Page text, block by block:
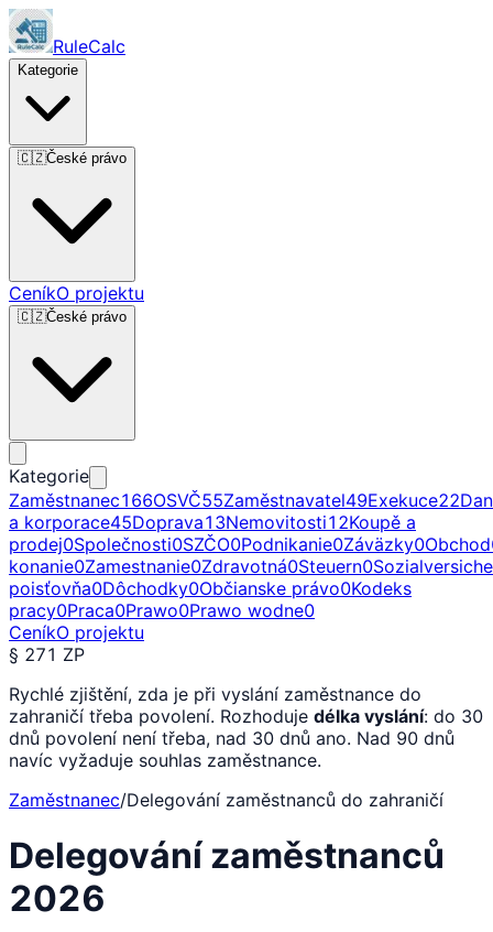
RuleCalc
Kategorie
🇨🇿České právo
CeníkO projektu
🇨🇿České právo
Kategorie
Zaměstnanec166OSVČ55Zaměstnavatel49Exekuce22
a korporace45Doprava13Nemovitosti12Koupě a
prodej0Společnosti0SZČO0Podnikanie0Záväzky0Obchod
konanie0Zamestnanie0Zdravotná0Steuern0
poisťovňa0Dôchodky0Občianske právo0Kodeks
pracy0Praca0Prawo0Prawo wodne0
CeníkO projektu
§ 271 ZP
Rychlé zjištění, zda je při vyslání zaměstnance do
zahraničí třeba povolení. Rozhoduje délka vyslání: do 30
dnů povolení není třeba, nad 30 dnů ano. Nad 90 dnů
navíc vyžaduje souhlas zaměstnance.
Zaměstnanec/Delegování zaměstnanců do zahraničí
Delegování zaměstnanců
2026